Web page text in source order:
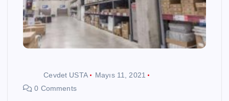
Cevdet USTA
Mayıs 11, 2021
0 Comments